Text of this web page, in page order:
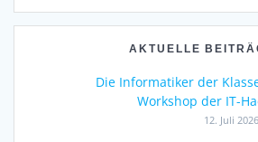
AKTUELLE
Die Informatiker der
Workshop der IT-
12. Juli 2026